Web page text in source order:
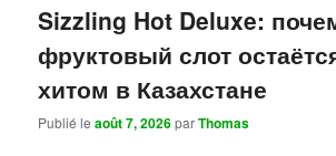
Sizzling Hot Deluxe:
фруктовый слот
хитом в Казахстане
Publié leaoût 7, 2026parThomas